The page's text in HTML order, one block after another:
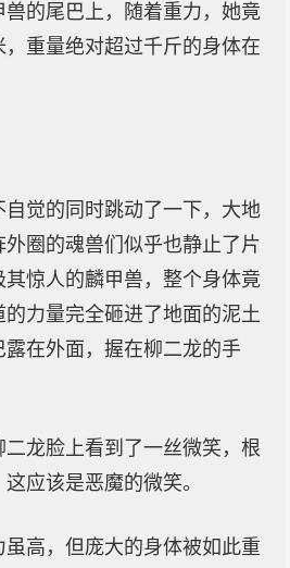
兽的尾巴上，随着重力，她竟
重量绝对超过千斤的身体在
自觉的同时跳动了一下，大地
圈的魂兽们似乎也静止了片
惊人的麟甲兽，整个身体竟
力量完全砸进了地面的泥土
在外面，握在柳二龙的手
二龙脸上看到了一丝微笑，根
应该是恶魔的微笑。
虽高，但庞大的身体被如此重